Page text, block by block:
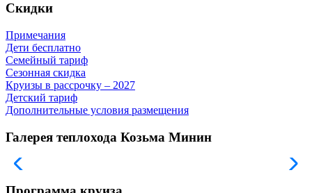
Скидки
Примечания
Дети бесплатно
Семейный тариф
Сезонная скидка
Круизы в рассрочку – 2027
Детский тариф
Дополнительные условия размещения
Галерея теплохода Козьма Минин